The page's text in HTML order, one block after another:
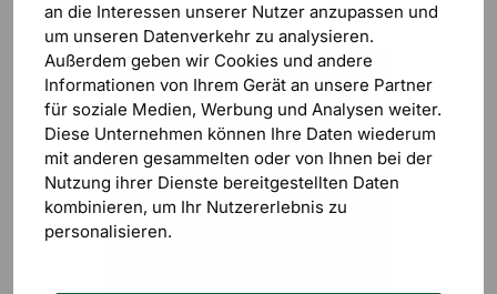
an die Interessen unserer Nutzer anzupassen und
um unseren Datenverkehr zu analysieren.
Außerdem geben wir Cookies und andere
Informationen von Ihrem Gerät an unsere Partner
für soziale Medien, Werbung und Analysen weiter.
Diese Unternehmen können Ihre Daten wiederum
mit anderen gesammelten oder von Ihnen bei der
Nutzung ihrer Dienste bereitgestellten Daten
kombinieren, um Ihr Nutzererlebnis zu
personalisieren.